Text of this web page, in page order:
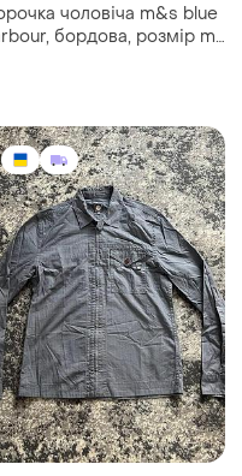
чоловіча m&s blue
бордова, розмір m,
бавовна (фланель)